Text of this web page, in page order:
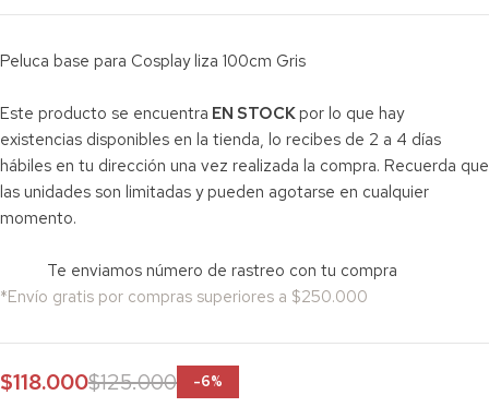
Peluca base para Cosplay liza 100cm Gris
Este producto se encuentra EN STOCKpor lo que hay
existencias disponibles en la tienda, lo recibes de 2 a 4 días
hábiles en tu dirección una vez realizada la compra. Recuerda que
las unidades son limitadas y pueden agotarse en cualquier
momento.
Te enviamos número de rastreo con tu compra
*Envío gratis por compras superiores a $250.000
$125.000
$118.000 -6%